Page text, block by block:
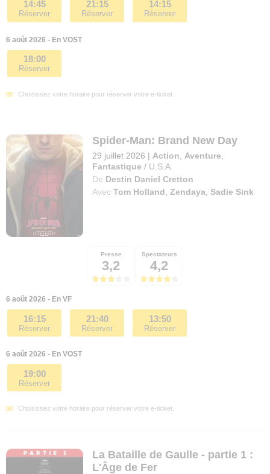
14:45
Réserver
21:15
Réserver
14:15
Réserver
6 août 2026 - En VOST
18:00
Réserver
Choisissez votre horaire pour réserver votre e-ticket.
Spider-Man: Brand New Day
29 juillet 2026 | Action Aventure
Fantastique / U.S.A.
De Destin Daniel Cretton
Avec Tom Holland ,Zendaya ,Sadie Sink
Presse
3,2
Spectateurs
4,2
6 août 2026 - En VF
16:15
Réserver
21:40
Réserver
13:50
Réserver
6 août 2026 - En VOST
19:00
Réserver
Choisissez votre horaire pour réserver votre e-ticket.
La Bataille de Gaulle - partie 1 :
L'Âge de Fer